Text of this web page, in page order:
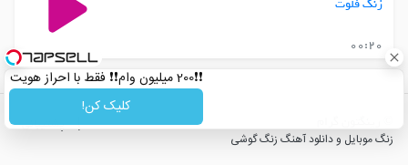
❗❗200 میلیون وام❗❗ فقط با احراز هویت
کلیک کن!
زنگ فلوت
00:20
| پشتیبانی
زنگ موبایل و دانلود آهنگ زنگ گوشی